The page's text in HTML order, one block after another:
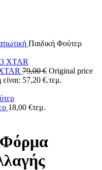
Παιδική Φούτερ
79,00€ Original price
57,20 €.τεμ.
18,00 €τεμ.